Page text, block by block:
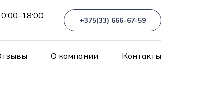
+375(33) 666-67-59
О компании Контакты